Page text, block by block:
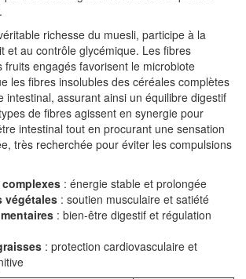
richesse du muesli, participe à la
et au contrôle glycémique. Les fibres
fruits engagés favorisent le microbiote
les fibres insolubles des céréales complètes
intestinal, assurant ainsi un équilibre digestif
de fibres agissent en synergie pour
intestinal tout en procurant une sensation
très recherchée pour éviter les compulsions
: énergie stable et prolongée
végétales : soutien musculaire et satiété
: bien-être digestif et régulation
: protection cardiovasculaire et